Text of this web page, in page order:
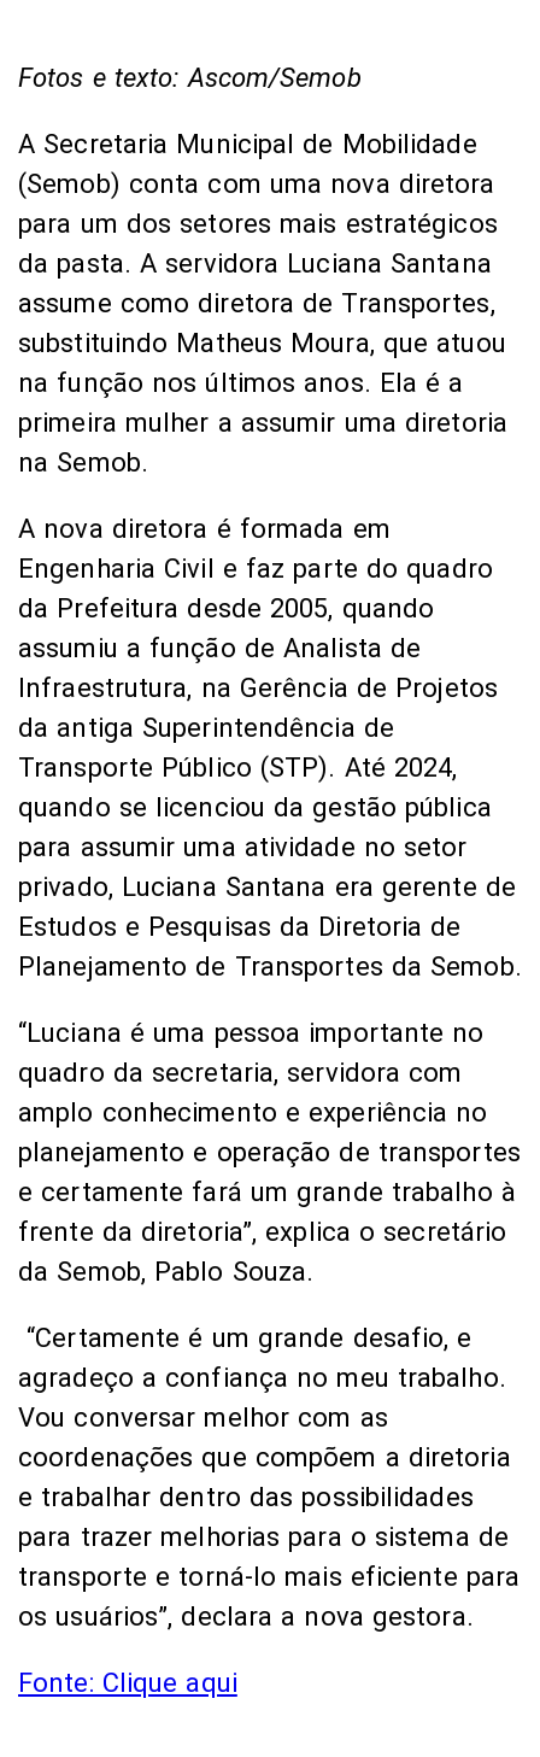
Fotos e texto: Ascom/Semob
A Secretaria Municipal de Mobilidade
(Semob) conta com uma nova diretora
para um dos setores mais estratégicos
da pasta. A servidora Luciana Santana
assume como diretora de Transportes,
substituindo Matheus Moura, que atuou
na função nos últimos anos. Ela é a
primeira mulher a assumir uma diretoria
na Semob.
A nova diretora é formada em
Engenharia Civil e faz parte do quadro
da Prefeitura desde 2005, quando
assumiu a função de Analista de
Infraestrutura, na Gerência de Projetos
da antiga Superintendência de
Transporte Público (STP). Até 2024,
quando se licenciou da gestão pública
para assumir uma atividade no setor
privado, Luciana Santana era gerente de
Estudos e Pesquisas da Diretoria de
Planejamento de Transportes da Semob.
“Luciana é uma pessoa importante no
quadro da secretaria, servidora com
amplo conhecimento e experiência no
planejamento e operação de transportes
e certamente fará um grande trabalho à
frente da diretoria”, explica o secretário
da Semob, Pablo Souza.
“Certamente é um grande desafio, e
agradeço a confiança no meu trabalho.
Vou conversar melhor com as
coordenações que compõem a diretoria
e trabalhar dentro das possibilidades
para trazer melhorias para o sistema de
transporte e torná-lo mais eficiente para
os usuários”, declara a nova gestora.
Fonte: Clique aqui